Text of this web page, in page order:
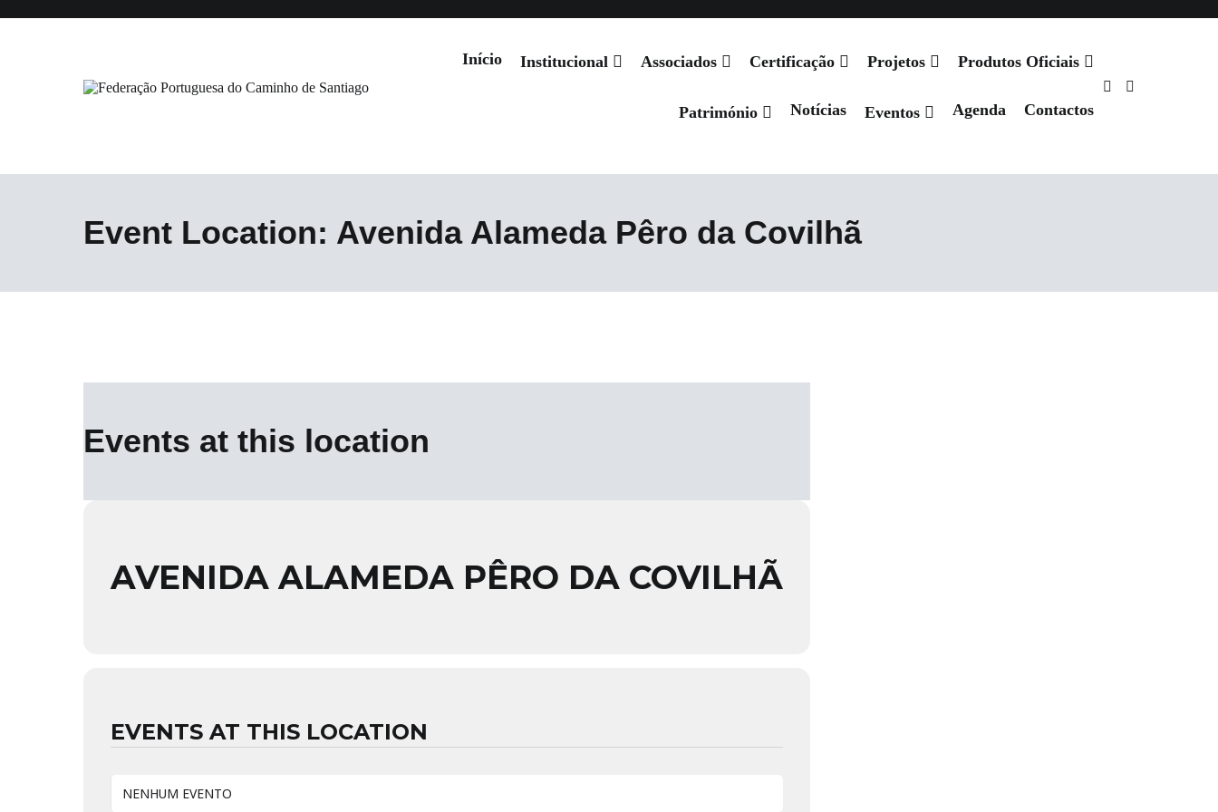
para
Início Institucional Associados Certificação Projetos Produtos Oficiais
Património Notícias Eventos Agenda Contactos
Event Location: Avenida Alameda Pêro da Covilhã
Events at this location
AVENIDA ALAMEDA PÊRO DA COVILHÃ
EVENTS AT THIS LOCATION
NENHUM EVENTO